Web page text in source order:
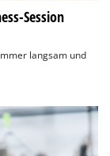
Session
langsam und